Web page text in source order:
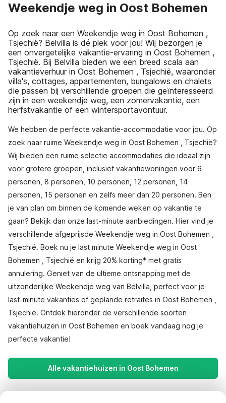
Weekendje weg in Oost Bohemen
Op zoek naar een Weekendje weg in Oost Bohemen ,
Tsjechië? Belvilla is dé plek voor jou! Wij bezorgen je
een onvergetelijke vakantie-ervaring in Oost Bohemen ,
Tsjechië. Bij Belvilla bieden we een breed scala aan
vakantieverhuur in Oost Bohemen , Tsjechië, waaronder
villa's, cottages, appartementen, bungalows en chalets
die passen bij verschillende groepen die geïnteresseerd
zijn in een weekendje weg, een zomervakantie, een
herfstvakantie of een wintersportavontuur.
We hebben de perfecte vakantie-accommodatie voor jou. Op
zoek naar ruime Weekendje weg in Oost Bohemen , Tsjechië?
Wij bieden een ruime selectie accommodaties die ideaal zijn
voor grotere groepen, inclusief vakantiewoningen voor 6
personen, 8 personen, 10 personen, 12 personen, 14
personen, 15 personen en zelfs meer dan 20 personen. Ben
je van plan om binnen de komende weken op vakantie te
gaan? Bekijk dan onze last-minute aanbiedingen. Hier vind je
verschillende afgeprijsde Weekendje weg in Oost Bohemen ,
Tsjechië. Boek nu je last minute Weekendje weg in Oost
Bohemen , Tsjechië en krijg 20% korting* met gratis
annulering. Geniet van de ultieme ontsnapping met de
uitzonderlijke Weekendje weg van Belvilla, perfect voor je
last-minute vakanties of geplande retraites in Oost Bohemen ,
Tsjechië. Ontdek hieronder de verschillende soorten
vakantiehuizen in Oost Bohemen en boek vandaag nog je
perfecte vakantie!
Alle vakantiehuizen in Oost Bohemen